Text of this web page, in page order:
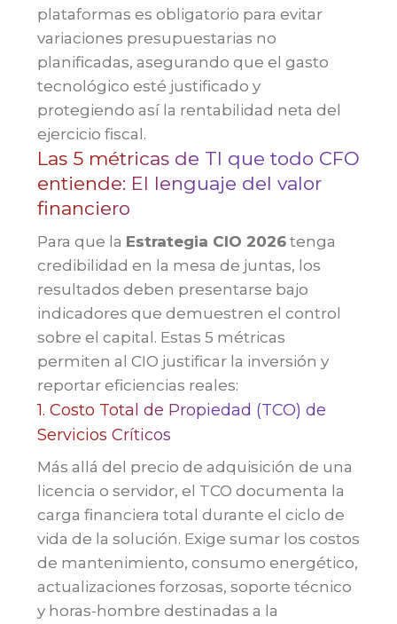
plataformas es obligatorio para evitar
variaciones presupuestarias no
planificadas, asegurando que el gasto
tecnológico esté justificado y
protegiendo así la rentabilidad neta del
ejercicio fiscal.
Las 5 métricas de TI que todo CFO
entiende: El lenguaje del valor
financiero
Para que la Estrategia CIO 2026 tenga
credibilidad en la mesa de juntas, los
resultados deben presentarse bajo
indicadores que demuestren el control
sobre el capital. Estas 5 métricas
permiten al CIO justificar la inversión y
reportar eficiencias reales:
1. Costo Total de Propiedad (TCO) de
Servicios Críticos
Más allá del precio de adquisición de una
licencia o servidor, el TCO documenta la
carga financiera total durante el ciclo de
vida de la solución. Exige sumar los costos
de mantenimiento, consumo energético,
actualizaciones forzosas, soporte técnico
y horas-hombre destinadas a la